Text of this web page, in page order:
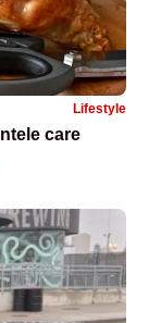
Lifestyle
care